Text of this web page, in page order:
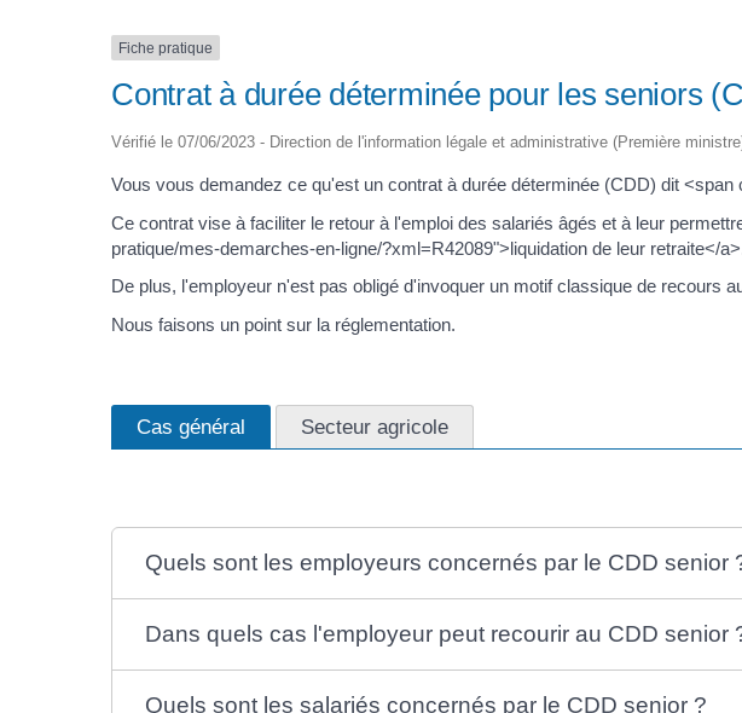
Fiche pratique
Contrat à durée déterminée pour les seniors
Vérifié le 07/06/2023 - Direction de l'information légale et administrative (Première
Vous vous demandez ce qu'est un contrat à durée déterminée (CDD) dit
Ce contrat vise à faciliter le retour à l'emploi des salariés âgés et à leur
pratique/mes-demarches-en-ligne/?xml=R42089">liquidation de leur retraite</
De plus, l'employeur n'est pas obligé d'invoquer un motif classique de recours
Nous faisons un point sur la réglementation.
Cas général Secteur agricole
Quels sont les employeurs concernés par le CDD senior
Dans quels cas l'employeur peut recourir au CDD senior
Quels sont les salariés concernés par le CDD senior ?